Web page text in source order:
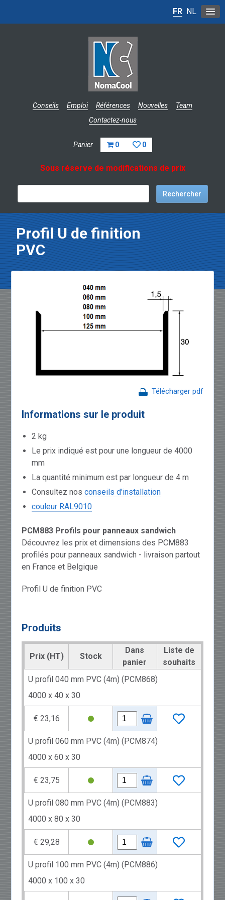
Conseils Emploi Références Nouvelles
Team
Contactez-nous
Panier 0 0
FR NL
Sous réserve de modifications de prix
Profil U de finition
PVC
Télécharger pdf
Informations sur le produit
2 kg
Le prix indiqué est pour une longueur de 4000
mm
La quantité minimum est par longueur de 4 m
Consultez nosconseils d'installation
couleur RAL9010
PCM883 Profils pour panneaux sandwich
Découvrez les prix et dimensions des PCM883
profilés pour panneaux sandwich - livraison partout
en France et Belgique
Profil U de finition PVC
Produits
Prix (HT) Stock
Dans
panier
Liste de
souhaits
U profil 040 mm PVC (4m) (PCM868)
4000 x 40 x 30
€ 23,16
U profil 060 mm PVC (4m) (PCM874)
4000 x 60 x 30
€ 23,75
U profil 080 mm PVC (4m) (PCM883)
4000 x 80 x 30
€ 29,28
U profil 100 mm PVC (4m) (PCM886)
4000 x 100 x 30